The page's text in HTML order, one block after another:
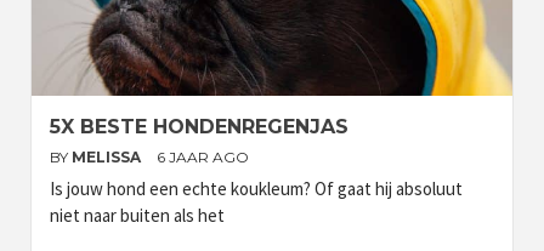
5X BESTE HONDENREGENJAS
BY MELISSA 6 JAAR AGO
Is jouw hond een echte koukleum? Of gaat hij absoluut
niet naar buiten als het